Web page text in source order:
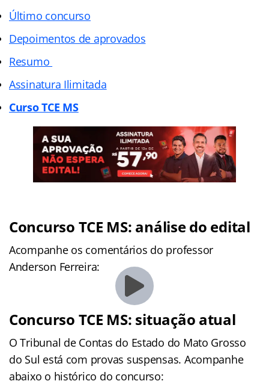
Último concurso
Depoimentos de aprovados
Resumo
Assinatura Ilimitada
Curso TCE MS
Concurso TCE MS: análise do edital
Acompanhe os comentários do professor
Anderson Ferreira:
Concurso TCE MS: situação atual
O Tribunal de Contas do Estado do Mato Grosso
do Sul está com provas suspensas. Acompanhe
abaixo o histórico do concurso: